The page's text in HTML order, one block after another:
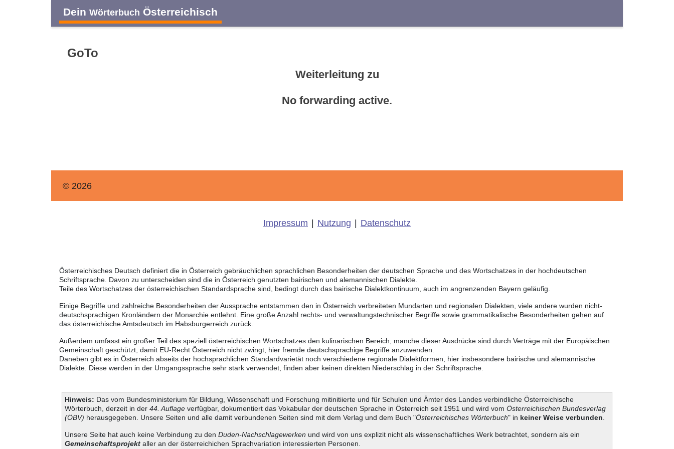
Dein Wörterbuch Österreichisch
GoTo
Weiterleitung zu
No forwarding active.
© 2026
Impressum Nutzung Datenschutz
Österreichisches Deutsch definiert die in Österreich gebräuchlichen sprachlichen Besonderheiten der deutschen Sprache und des Wortschatzes in der hochdeutschen
Schriftsprache. Davon zu unterscheiden sind die in Österreich genutzten bairischen und alemannischen Dialekte.
Teile des Wortschatzes der österreichischen Standardsprache sind, bedingt durch das bairische Dialektkontinuum, auch im angrenzenden Bayern geläufig.
Einige Begriffe und zahlreiche Besonderheiten der Aussprache entstammen den in Österreich verbreiteten Mundarten und regionalen Dialekten, viele andere wurden nicht-
deutschsprachigen Kronländern der Monarchie entlehnt. Eine große Anzahl rechts- und verwaltungstechnischer Begriffe sowie grammatikalische Besonderheiten gehen auf
das österreichische Amtsdeutsch im Habsburgerreich zurück.
Außerdem umfasst ein großer Teil des speziell österreichischen Wortschatzes den kulinarischen Bereich; manche dieser Ausdrücke sind durch Verträge mit der Europäischen
Gemeinschaft geschützt, damit EU-Recht Österreich nicht zwingt, hier fremde deutschsprachige Begriffe anzuwenden.
Daneben gibt es in Österreich abseits der hochsprachlichen Standardvarietät noch verschiedene regionale Dialektformen, hier insbesondere bairische und alemannische
Dialekte. Diese werden in der Umgangssprache sehr stark verwendet, finden aber keinen direkten Niederschlag in der Schriftsprache.
Hinweis: Das vom Bundesministerium für Bildung, Wissenschaft und Forschung mitinitiierte und für Schulen und Ämter des Landes verbindliche Österreichische
Wörterbuch, derzeit in der 44. Auflageverfügbar, dokumentiert das Vokabular der deutschen Sprache in Österreich seit 1951 und wird vom Österreichischen Bundesverlag
(ÖBV) herausgegeben. Unsere Seiten und alle damit verbundenen Seiten sind mit dem Verlag und dem Buch "Österreichisches Wörterbuch" in keiner Weise verbunden
Unsere Seite hat auch keine Verbindung zu den Duden-Nachschlagewerken und wird von uns explizit nicht als wissenschaftliches Werk betrachtet, sondern als ein
Gemeinschaftsprojektaller an der österreichichen Sprachvariation interessierten Personen.